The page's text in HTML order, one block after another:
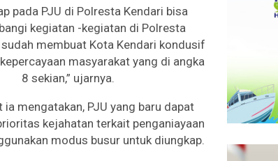
pada PJU di Polresta Kendari bisa
kegiatan -kegiatan di Polresta
membuat Kota Kendari kondusif
masyarakat yang di angka
8 sekian,” ujarnya.
ia mengatakan, PJU yang baru dapat
kejahatan terkait penganiayaan
modus busur untuk diungkap.